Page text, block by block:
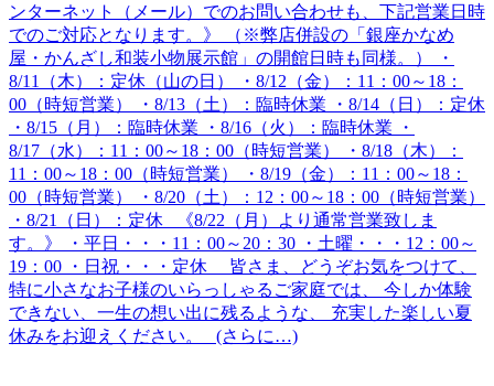
ンターネット（メール）でのお問い合わせも、下記営業日時
でのご対応となります。》 （※弊店併設の「銀座かなめ
屋・かんざし和装小物展示館」の開館日時も同様。） ・
8/11（木）：定休（山の日） ・8/12（金）：11：00～18：
00（時短営業） ・8/13（土）：臨時休業 ・8/14（日）：定休
・8/15（月）：臨時休業 ・8/16（火）：臨時休業 ・
8/17（水）：11：00～18：00（時短営業） ・8/18（木）：
11：00～18：00（時短営業） ・8/19（金）：11：00～18：
00（時短営業） ・8/20（土）：12：00～18：00（時短営業）
・8/21（日）：定休 《8/22（月）より通常営業致しま
す。》 ・平日・・・11：00～20：30 ・土曜・・・12：00～
19：00 ・日祝・・・定休 皆さま、どうぞお気をつけて、
特に小さなお子様のいらっしゃるご家庭では、 今しか体験
できない、一生の想い出に残るような、 充実した楽しい夏
休みをお迎えください。 (さらに…)